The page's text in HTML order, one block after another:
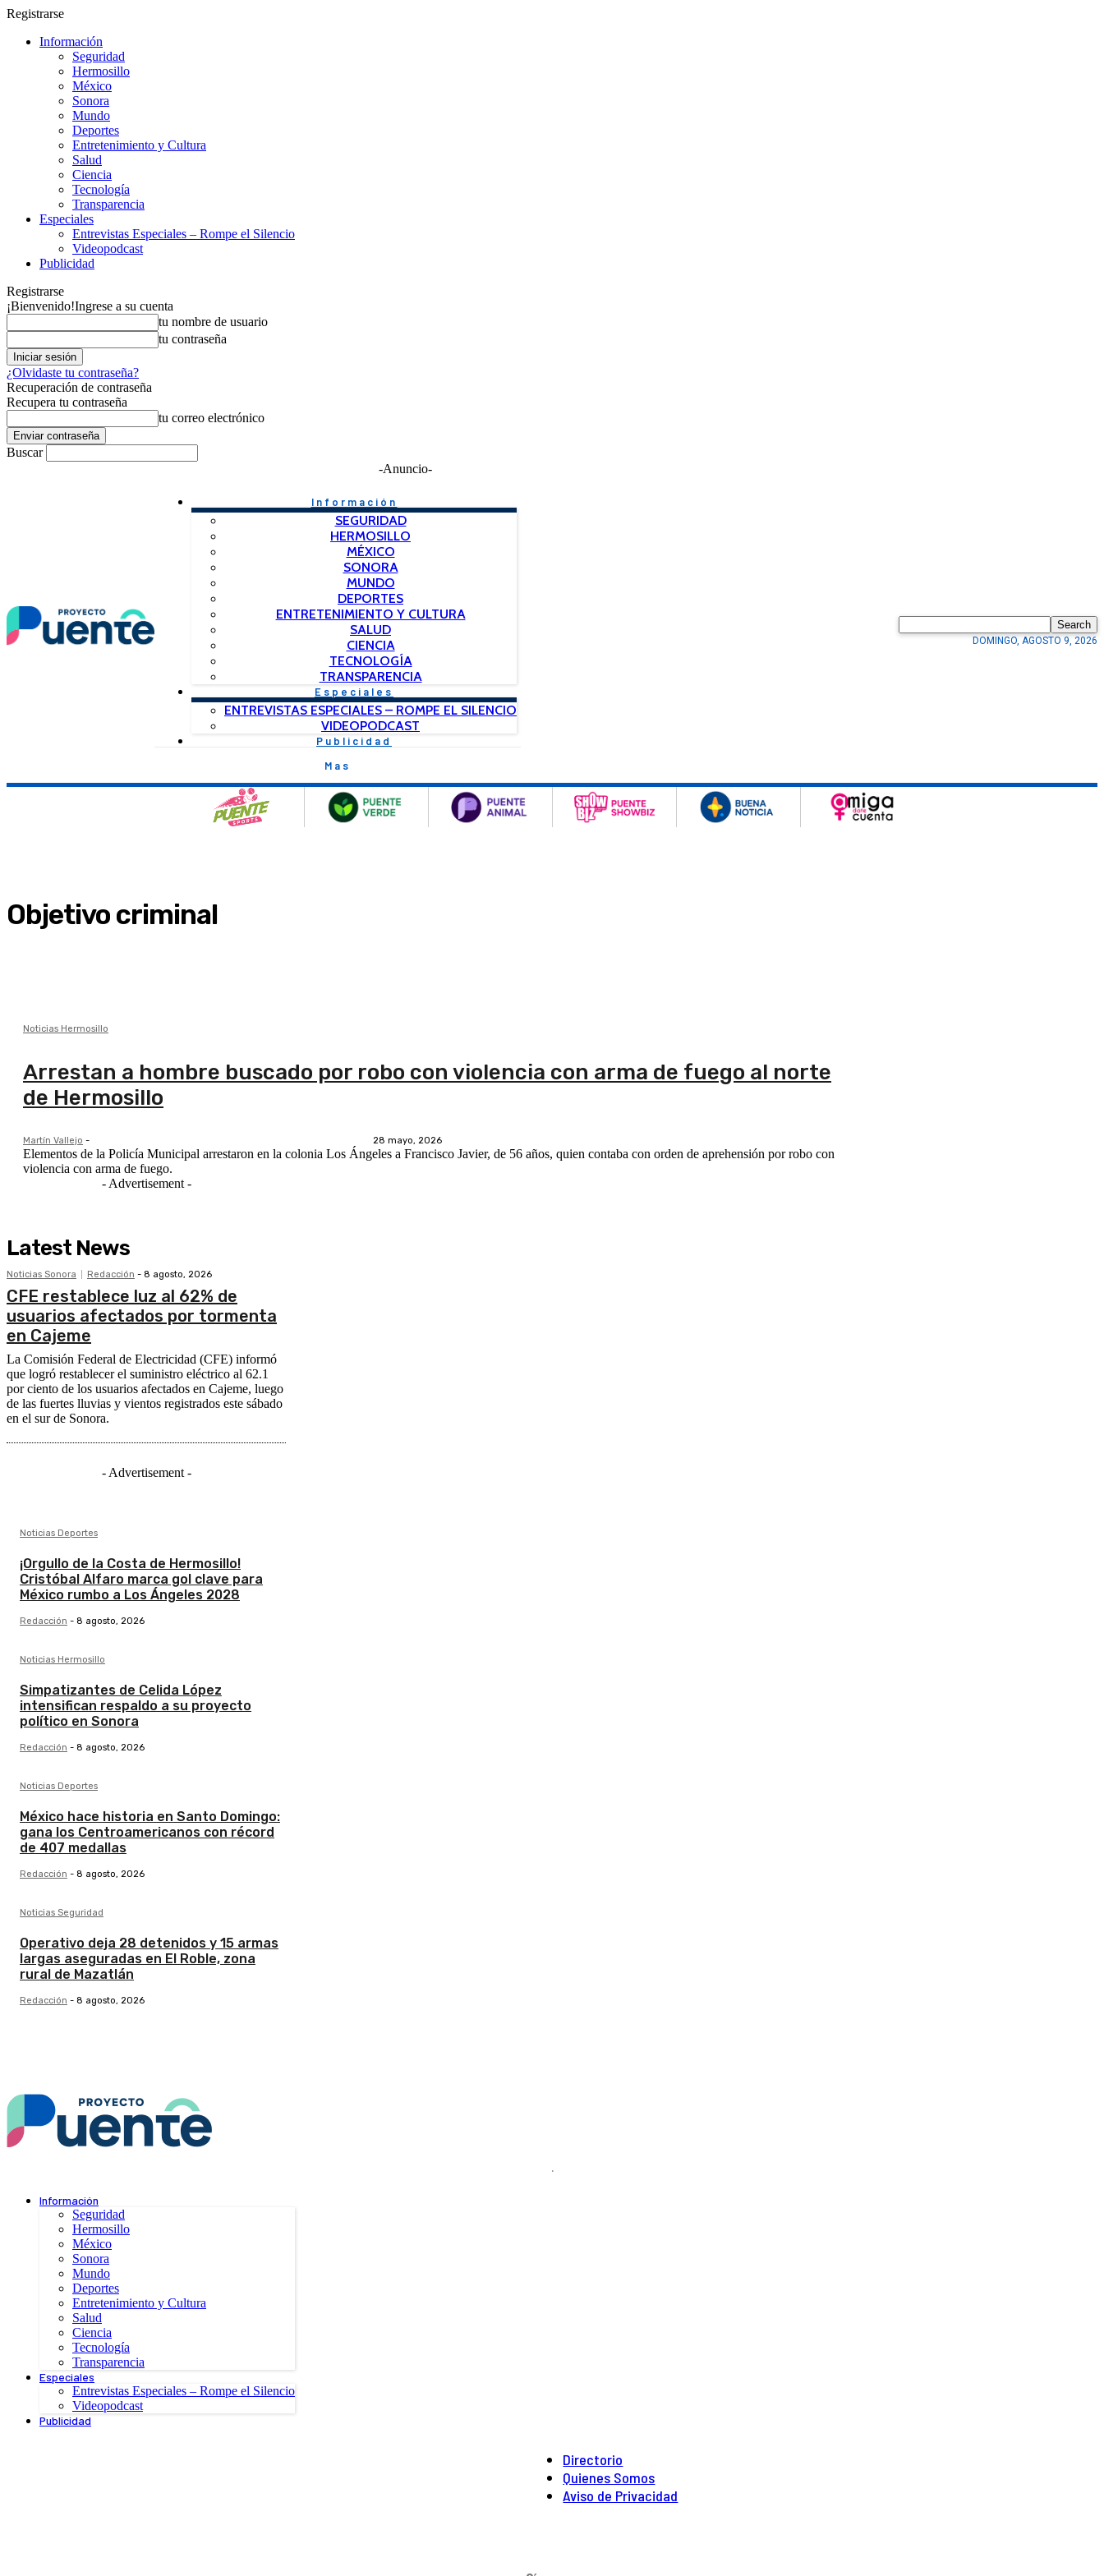
Registrarse
Información
Seguridad
Hermosillo
México
Sonora
Mundo
Deportes
Entretenimiento y Cultura
Salud
Ciencia
Tecnología
Transparencia
Especiales
Entrevistas Especiales – Rompe el Silencio
Videopodcast
Publicidad
Registrarse
¡Bienvenido!Ingrese a su cuenta
tu nombre de usuario
tu contraseña
¿Olvidaste tu contraseña?
Recuperación de contraseña
Recupera tu contraseña
tu correo electrónico
Buscar
-Anuncio-
Información
SEGURIDAD
HERMOSILLO
MÉXICO
SONORA
MUNDO
DEPORTES
ENTRETENIMIENTO Y CULTURA
SALUD
CIENCIA
TECNOLOGÍA
TRANSPARENCIA
Especiales
ENTREVISTAS ESPECIALES – ROMPE EL SILENCIO
VIDEOPODCAST
Publicidad
Mas
Search
DOMINGO, AGOSTO 9, 2026
Objetivo criminal
Noticias Hermosillo
Arrestan a hombre buscado por robo con violencia con arma de fuego al norte
de Hermosillo
Martín Vallejo - 28 mayo, 2026
Elementos de la Policía Municipal arrestaron en la colonia Los Ángeles a Francisco Javier, de 56 años, quien contaba con orden de aprehensión por robo con
violencia con arma de fuego.
- Advertisement -
Latest News
Noticias Sonora Redacción - 8 agosto, 2026
CFE restablece luz al 62% de
usuarios afectados por tormenta
en Cajeme
La Comisión Federal de Electricidad (CFE) informó
que logró restablecer el suministro eléctrico al 62.1
por ciento de los usuarios afectados en Cajeme, luego
de las fuertes lluvias y vientos registrados este sábado
en el sur de Sonora.
- Advertisement -
Noticias Deportes
¡Orgullo de la Costa de Hermosillo!
Cristóbal Alfaro marca gol clave para
México rumbo a Los Ángeles 2028
Redacción - 8 agosto, 2026
Noticias Hermosillo
Simpatizantes de Celida López
intensifican respaldo a su proyecto
político en Sonora
Redacción - 8 agosto, 2026
Noticias Deportes
México hace historia en Santo Domingo:
gana los Centroamericanos con récord
de 407 medallas
Redacción - 8 agosto, 2026
Noticias Seguridad
Operativo deja 28 detenidos y 15 armas
largas aseguradas en El Roble, zona
rural de Mazatlán
Redacción - 8 agosto, 2026
.
Información
Seguridad
Hermosillo
México
Sonora
Mundo
Deportes
Entretenimiento y Cultura
Salud
Ciencia
Tecnología
Transparencia
Especiales
Entrevistas Especiales – Rompe el Silencio
Videopodcast
Publicidad
Directorio
Quienes Somos
Aviso de Privacidad